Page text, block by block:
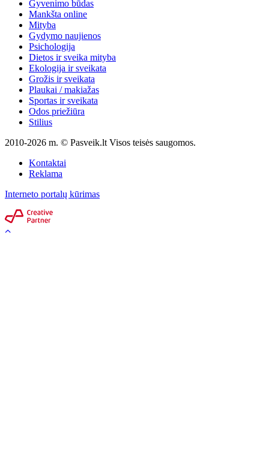
Gyvenimo būdas
Mankšta online
Mityba
Gydymo naujienos
Psichologija
Dietos ir sveika mityba
Ekologija ir sveikata
Grožis ir sveikata
Plaukai / makiažas
Sportas ir sveikata
Odos priežiūra
Stilius
2010-2026 m. © Pasveik.lt Visos teisės saugomos.
Kontaktai
Reklama
Interneto portalų kūrimas